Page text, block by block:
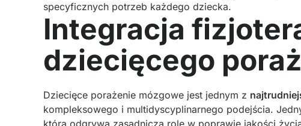
specyficznych potrzeb każdego dziecka.
Integracja
dziecięcego
Dziecięce porażenie mózgowe jest jednym z
kompleksowego i multidyscyplinarnego podejścia.
która odgrywa zasadniczą rolę w poprawie jakości